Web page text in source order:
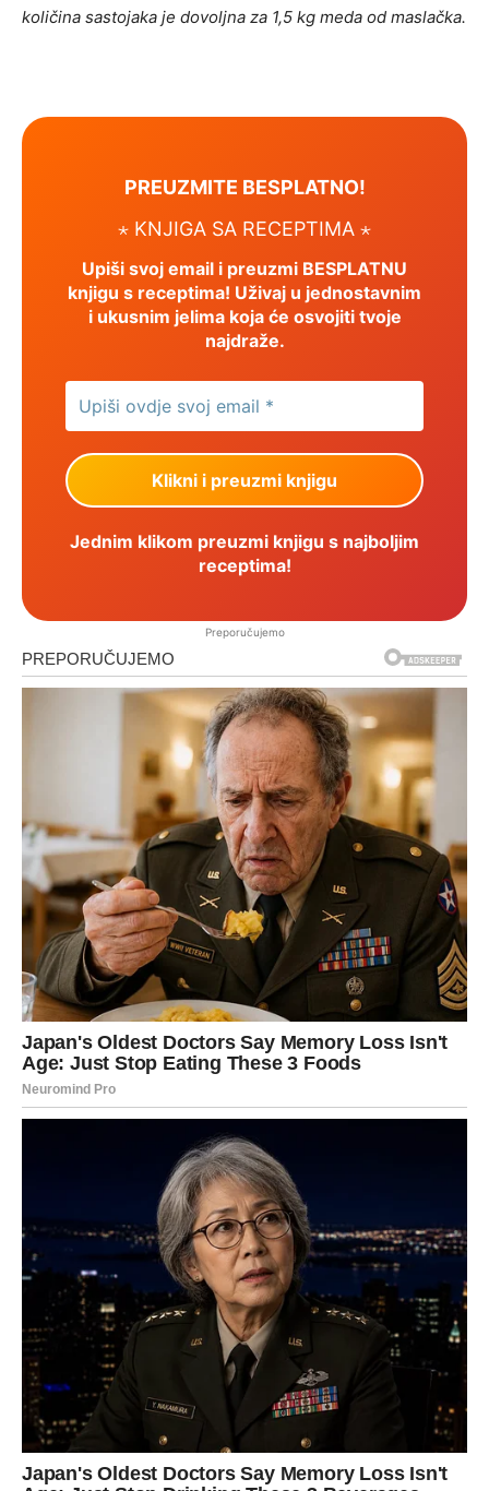
količina sastojaka je dovoljna za 1,5 kg meda od maslačka.
PREUZMITE BESPLATNO!
⋆ KNJIGA SA RECEPTIMA ⋆
Upiši svoj email i preuzmi BESPLATNU
knjigu s receptima! Uživaj u jednostavnim
i ukusnim jelima koja će osvojiti tvoje
najdraže.
Jednim klikom preuzmi knjigu s najboljim
receptima!
Preporučujemo